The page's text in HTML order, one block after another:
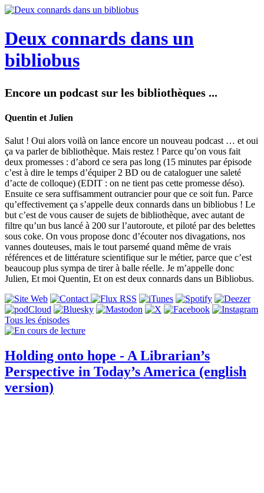
Deux connards dans un
bibliobus
Encore un podcast sur les bibliothèques ...
Quentin et Julien
Salut ! Oui alors voilà on lance encore un nouveau podcast … et oui
ça va parler de bibliothèque. Mais restez ! Parce qu’on vous fait
deux promesses : d’abord ce sera pas long (15 minutes par épisode
c’est à dire le temps d’équiper 2 BD ou de cataloguer une saleté
d’acte de colloque) (EDIT : on ne tient pas cette promesse déso).
Ensuite ce sera suffisamment outrancier pour que ce soit fun. Parce
qu’effectivement ça s’appelle deux connards dans un bibliobus ! Le
but c’est de vous causer de sujets de bibliothèque, avec autant de
filtre qu’un bus lancé à 200 sur l’autoroute, et piloté par des belettes
sous coke. On vous propose donc d’écouter nos divagations, nos
vannes douteuses, mais le tout parsemé quand même de vrais
références et de littérature scientifique sur le métier, parce que c’est
beaucoup plus sympa de tirer à balle réelle. Je m’appelle donc
Julien, Et moi Quentin, Et on est deux connards dans un Bibliobus.
Tous les épisodes
Holding onto hope - A Librarian’s
Perspective in Today’s America (english
version)